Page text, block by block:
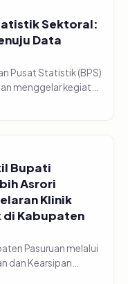
Sektoral:
Data
Pusat Statistik (BPS)
menggelar kegiatan
Sektoral yang
Bupati
Asrori
Klinik
di Kabupaten
Pasuruan melalui
dan Kearsipan
menggelar Road